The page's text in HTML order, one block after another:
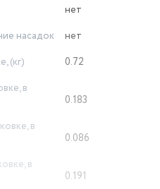
нет
насадок
нет
(кг)
0.72
в
0.183
в
0.086
в
0.191